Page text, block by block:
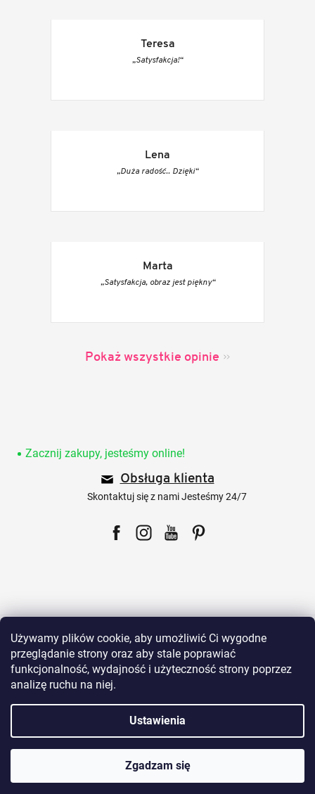
Używamy plików cookie, aby umożliwić Ci wygodne
przeglądanie strony oraz aby stale poprawiać
funkcjonalność, wydajność i użyteczność strony poprzez
analizę ruchu na niej.
Ustawienia
Zgadzam się
Teresa
„Satysfakcja!“
Lena
„Duża radość.. Dzięki“
Marta
„Satysfakcja, obraz jest piękny“
Pokaż wszystkie opinie
Zacznij zakupy, jesteśmy online!
Obsługa klienta
Skontaktuj się z nami Jesteśmy 24/7
Dla klientów
Wszystko o zakupach
Nasze produkty
O Sklepie